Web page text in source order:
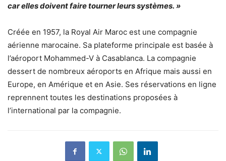
car elles doivent faire tourner leurs systèmes. »
Créée en 1957, la Royal Air Maroc est une compagnie
aérienne marocaine. Sa plateforme principale est basée à
l’aéroport Mohammed-V à Casablanca. La compagnie
dessert de nombreux aéroports en Afrique mais aussi en
Europe, en Amérique et en Asie. Ses réservations en ligne
reprennent toutes les destinations proposées à
l’international par la compagnie.